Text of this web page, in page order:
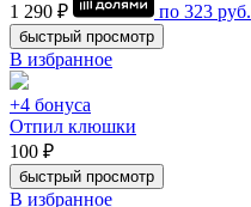
1 290 ₽
по 323 руб.
быстрый просмотр
В избранное
+4 бонуса
Отпил клюшки
100 ₽
быстрый просмотр
В избранное